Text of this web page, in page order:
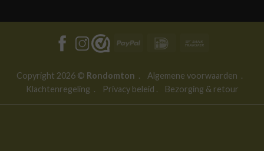
PayPal IDeal
Copyright 2026 © Rondomton . Algemene voorwaarden .
Klachtenregeling . Privacy beleid . Bezorging & retour